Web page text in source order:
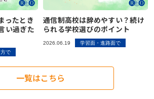
ったとき
い過ぎた
で
通信制高校は辞めやすい？続け
られる学校選びのポイント
2026.06.19 学習面・進路面で
一覧はこちら